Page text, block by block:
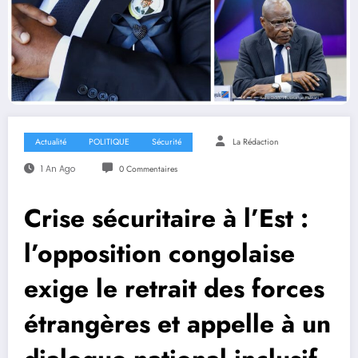
Actualité POLITIQUE Sécurité La Rédaction
1 An Ago 0 Commentaires
Crise sécuritaire à l’Est :
l’opposition congolaise
exige le retrait des forces
étrangères et appelle à un